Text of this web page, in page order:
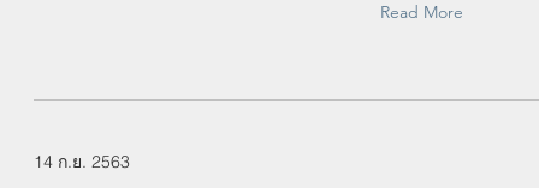
Read More
14 ก.ย. 2563